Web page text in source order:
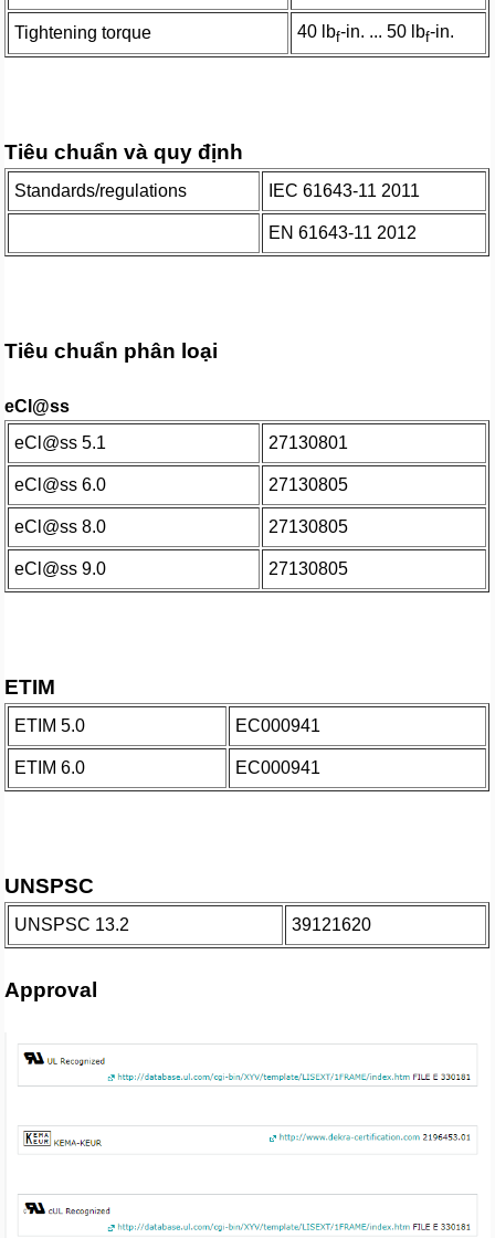
Tightening torque 40 lbf-in. ... 50 lbf-in.
Tiêu chuẩn và quy định
Standards/regulations IEC 61643-11 2011
EN 61643-11 2012
Tiêu chuẩn phân loại
eCl@ss
eCl@ss 5.1
27130801
eCl@ss 6.0 27130805
eCl@ss 8.0 27130805
eCl@ss 9.0 27130805
ETIM
ETIM 5.0 EC000941
ETIM 6.0 EC000941
UNSPSC
UNSPSC 13.2 39121620
Approval